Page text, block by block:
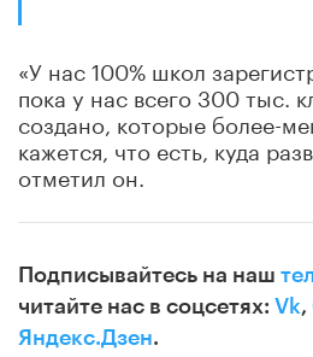
«У нас 100% школ
пока у нас всего 300 тыс.
создано, которые более-
кажется, что есть, куда
отметил он.
Подписывайтесь на наш
читайте нас в соцсетях: Vk,
Яндекс.Дзен.